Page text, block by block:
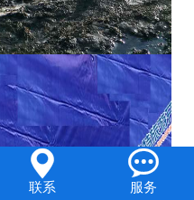

联系

服务